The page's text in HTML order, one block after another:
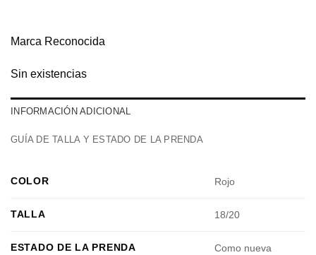
Marca Reconocida
Sin existencias
INFORMACIÓN ADICIONAL
GUÍA DE TALLA Y ESTADO DE LA PRENDA
COLOR Rojo
TALLA 18/20
ESTADO DE LA PRENDA Como nueva